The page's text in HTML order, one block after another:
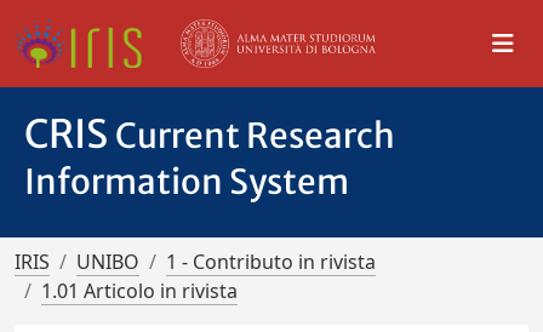
CRIS Current Research
Information System
IRIS UNIBO
1 - Contributo in rivista
1.01 Articolo in rivista